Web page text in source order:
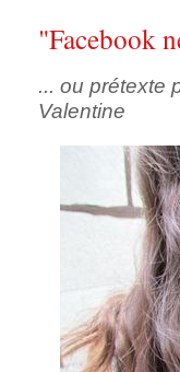
"Facebook
... ou prétexte
Valentine